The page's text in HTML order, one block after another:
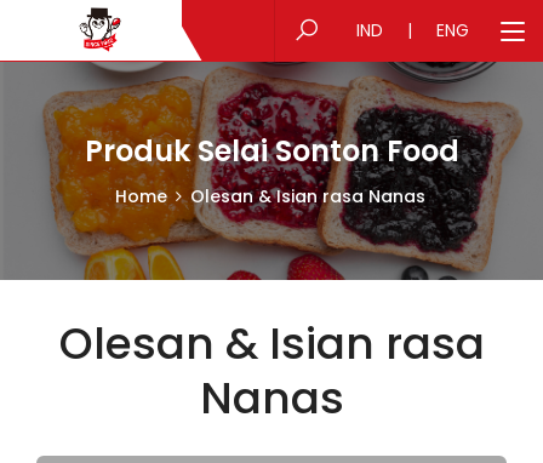
IND | ENG
Produk Selai Sonton Food
Home Olesan & Isian rasa Nanas
Olesan & Isian rasa
Nanas